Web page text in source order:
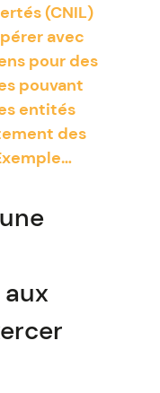
(CNIL)
avec
pour des
pouvant
entités
des